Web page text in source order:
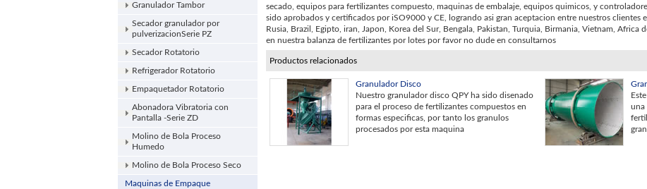
Granulador Tambor
Secador granulador por
pulverizacionSerie PZ
Secador Rotatorio
Refrigerador Rotatorio
Empaquetador Rotatorio
Abonadora Vibratoria con
Pantalla -Serie ZD
Molino de Bola Proceso
Humedo
Molino de Bola Proceso Seco
Maquinas de Empaque
secado, equipos para fertilizantes compuesto, maquinas de embalaje, equipos quimicos, y
sido aprobados y certificados por iSO9000 y CE, logrando asi gran aceptacion entre nuestros clientes
Rusia, Brazil, Egipto, iran, Japon, Korea del Sur, Bengala, Pakistan, Turquia, Birmania, Vietnam, Africa
en nuestra balanza de fertilizantes por lotes por favor no dude en consultarnos
Productos relacionados
Granulador Disco
Nuestro granulador disco QPY ha sido disenado
para el proceso de fertilizantes compuestos en
formas especificas, por tanto los granulos
procesados por esta maquina
una